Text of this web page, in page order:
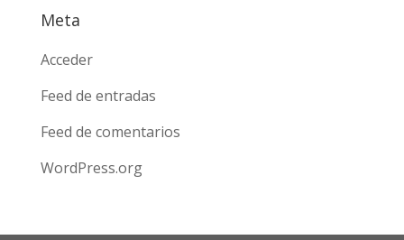
Meta
Acceder
Feed de entradas
Feed de comentarios
WordPress.org